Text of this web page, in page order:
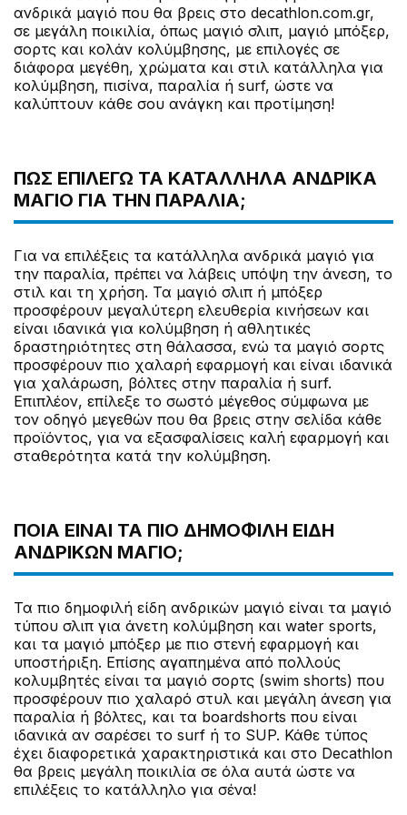
ανδρικά μαγιό που θα βρεις στο decathlon.com.gr,
σε μεγάλη ποικιλία, όπως μαγιό σλιπ, μαγιό μπόξερ,
σορτς και κολάν κολύμβησης, με επιλογές σε
διάφορα μεγέθη, χρώματα και στιλ κατάλληλα για
κολύμβηση, πισίνα, παραλία ή surf, ώστε να
καλύπτουν κάθε σου ανάγκη και προτίμηση!
ΠΏΣ ΕΠΙΛΈΓΩ ΤΑ ΚΑΤΆΛΛΗΛΑ ΑΝΔΡΙΚΆ
ΜΑΓΙΌ ΓΙΑ ΤΗΝ ΠΑΡΑΛΊΑ;
Για να επιλέξεις τα κατάλληλα ανδρικά μαγιό για
την παραλία, πρέπει να λάβεις υπόψη την άνεση, το
στιλ και τη χρήση. Τα μαγιό σλιπ ή μπόξερ
προσφέρουν μεγαλύτερη ελευθερία κινήσεων και
είναι ιδανικά για κολύμβηση ή αθλητικές
δραστηριότητες στη θάλασσα, ενώ τα μαγιό σορτς
προσφέρουν πιο χαλαρή εφαρμογή και είναι ιδανικά
για χαλάρωση, βόλτες στην παραλία ή surf.
Επιπλέον, επίλεξε το σωστό μέγεθος σύμφωνα με
τον οδηγό μεγεθών που θα βρεις στην σελίδα κάθε
προϊόντος, για να εξασφαλίσεις καλή εφαρμογή και
σταθερότητα κατά την κολύμβηση.
ΠΟΙΑ ΕΊΝΑΙ ΤΑ ΠΙΟ ΔΗΜΟΦΙΛΉ ΕΊΔΗ
ΑΝΔΡΙΚΏΝ ΜΑΓΙΌ;
Τα πιο δημοφιλή είδη ανδρικών μαγιό είναι τα μαγιό
τύπου σλιπ για άνετη κολύμβηση και water sports,
και τα μαγιό μπόξερ με πιο στενή εφαρμογή και
υποστήριξη. Επίσης αγαπημένα από πολλούς
κολυμβητές είναι τα μαγιό σορτς (swim shorts) που
προσφέρουν πιο χαλαρό στυλ και μεγάλη άνεση για
παραλία ή βόλτες, και τα boardshorts που είναι
ιδανικά αν σαρέσει το surf ή το SUP. Κάθε τύπος
έχει διαφορετικά χαρακτηριστικά και στο Decathlon
θα βρεις μεγάλη ποικιλία σε όλα αυτά ώστε να
επιλέξεις το κατάλληλο για σένα!